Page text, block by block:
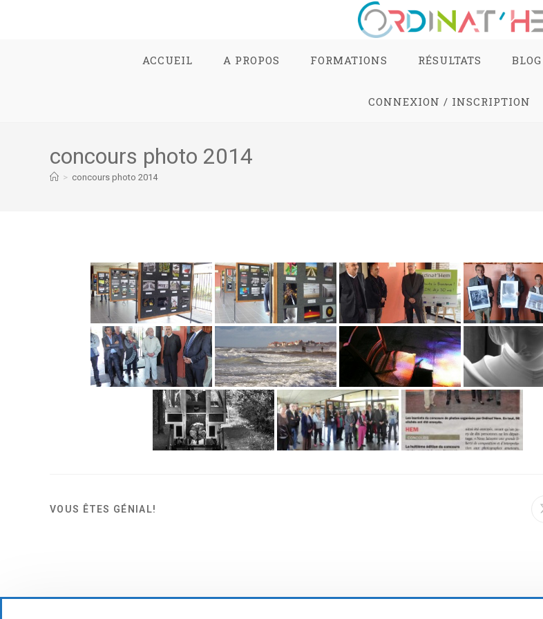
ACCUEIL A PROPOS FORMATIONS RÉSULTATS BLOG
CONNEXION / INSCRIPTION
concours photo 2014
> concours photo 2014
VOUS ÊTES GÉNIAL!